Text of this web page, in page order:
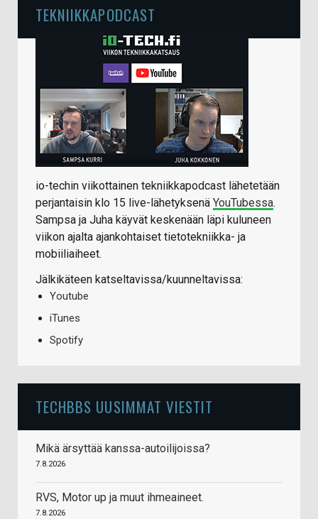
TEKNIIKKAPODCAST
io-techin viikottainen tekniikkapodcast lähetetään
perjantaisin klo 15 live-lähetyksenä YouTubessa.
Sampsa ja Juha käyvät keskenään läpi kuluneen
viikon ajalta ajankohtaiset tietotekniikka- ja
mobiiliaiheet.
Jälkikäteen katseltavissa/kuunneltavissa:
Youtube
iTunes
Spotify
TECHBBS UUSIMMAT VIESTIT
Mikä ärsyttää kanssa-autoilijoissa?
7.8.2026
RVS, Motor up ja muut ihmeaineet.
7.8.2026